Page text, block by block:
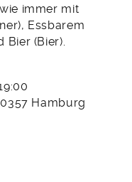
immer mit
Essbarem
Bier (Bier).
Hamburg